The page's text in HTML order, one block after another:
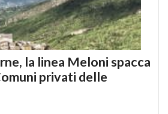
la linea Meloni spacca
privati delle